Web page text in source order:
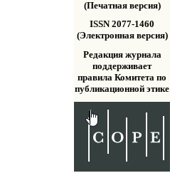
(Печатная версия)
ISSN 2077-1460
(Электронная версия)
Редакция журнала
поддерживает
правила Комитета по
публикационной этике